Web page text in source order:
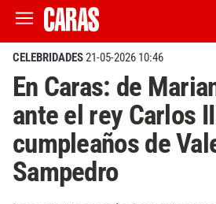
CELEBRIDADES21-05-2026 10:46
En Caras: de
ante el rey Carlos
cumpleaños de
Sampedro